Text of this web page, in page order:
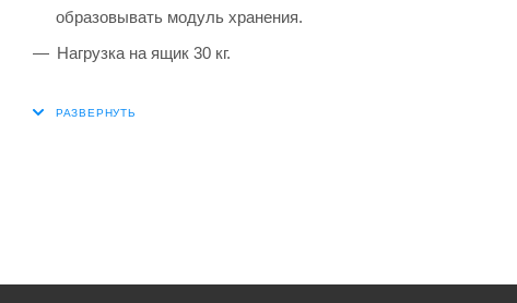
образовывать модуль хранения.
Нагрузка на ящик 30 кг.